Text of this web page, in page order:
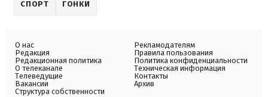
СПОРТ ГОНКИ
О нас
Редакция
Редакционная политика
О телеканале
Телеведущие
Вакансии
Структура собственности
Рекламодателям
Правила пользования
Политика конфиденциальности
Техническая информация
Контакты
Архив